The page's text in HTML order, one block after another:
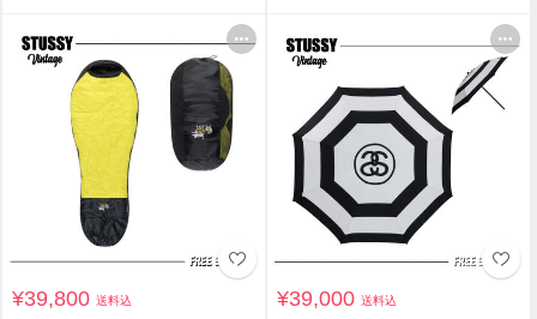
¥39,800送料込 ¥39,000送料込